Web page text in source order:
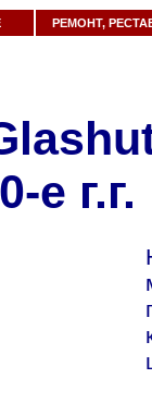
РЕМОНТ,
е г.г.